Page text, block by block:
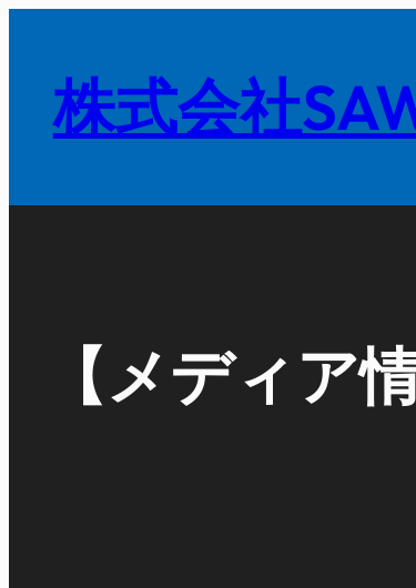
株式会社
【メディア